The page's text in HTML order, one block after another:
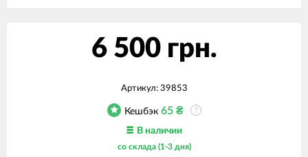
6 500 грн.
Артикул: 39853
Кешбэк 65₴ ?
В наличии
со склада (1-3 дня)